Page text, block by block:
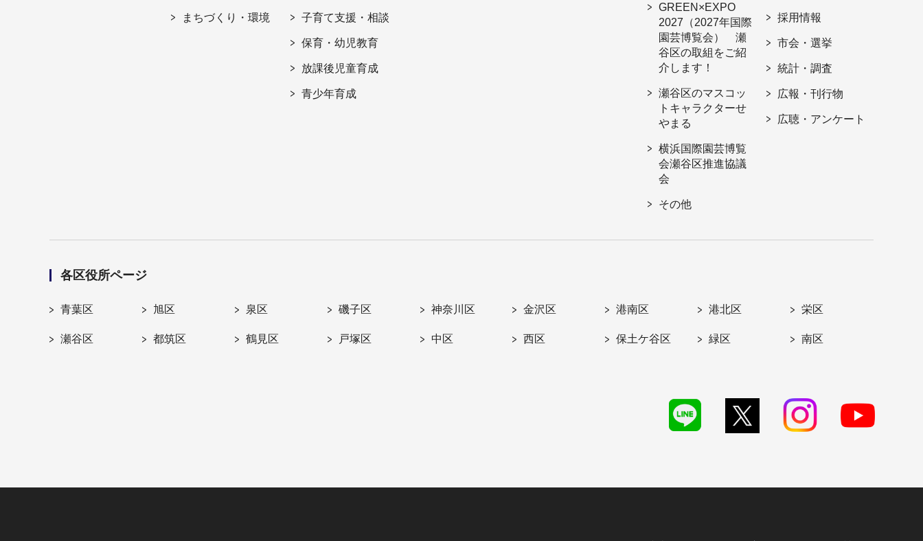
まちづくり・環境 子育て支援・相談
保育・幼児教育
放課後児童育成
青少年育成
GREEN×EXPO
2027（2027年国際
園芸博覧会） 瀬
谷区の取組をご紹
介します！
瀬谷区のマスコッ
トキャラクターせ
やまる
横浜国際園芸博覧
会瀬谷区推進協議
会
その他
採用情報
市会・選挙
統計・調査
広報・刊行物
広聴・アンケート
各区役所ページ
青葉区 旭区 泉区 磯子区 神奈川区 金沢区 港南区 港北区 栄区
瀬谷区 都筑区 鶴見区 戸塚区 中区 西区 保土ケ谷区 緑区 南区